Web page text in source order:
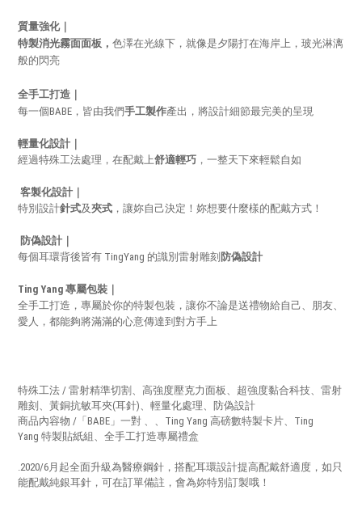
質量強化｜
特製消光霧面面板， 色澤在光線下，就像是夕陽打在海岸上， 玻光淋漓
般的閃亮
全手工打造｜
每一個BABE，皆由我們手工製作產出，將設計細節最完美的呈現
輕量化設計｜
經過特殊工法處理，在配戴上舒適輕巧 ，一整天下來輕鬆自如
客製化設計｜
特別設計針式及夾式 ，讓妳自己決定！妳想要什麼樣的配戴方式！
防偽設計
每個耳環背後皆有 TingYang 的識別雷射雕刻 防偽設計
Ting Yang 專屬包裝｜
全手工打造，專屬於你的特製包裝，讓你不論是送禮物給自己、朋友、
愛人，都能夠將滿滿的心意傳達到對方手上
特殊工法 / 雷射精準切割、高強度壓克力面板、超強度黏合科技、雷射
雕刻、黃銅抗敏耳夾(耳針)、輕量化處理、防偽設計
商品內容物 /「BABE」一對 、 、 Ting Yang 高磅數特製卡片、 Ting
Yang 特製貼紙組 、 全手工打造專屬禮盒
.2020/6月起全面升級為醫療鋼針，搭配耳環設計提高配戴舒適度，如只
能配戴純銀耳針，可在訂單備註，會為妳特別訂製哦！